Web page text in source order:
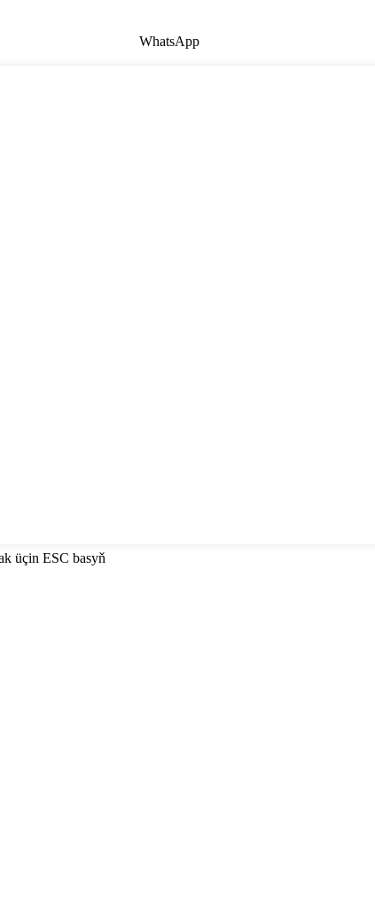
WhatsApp
üçin ESC basyň